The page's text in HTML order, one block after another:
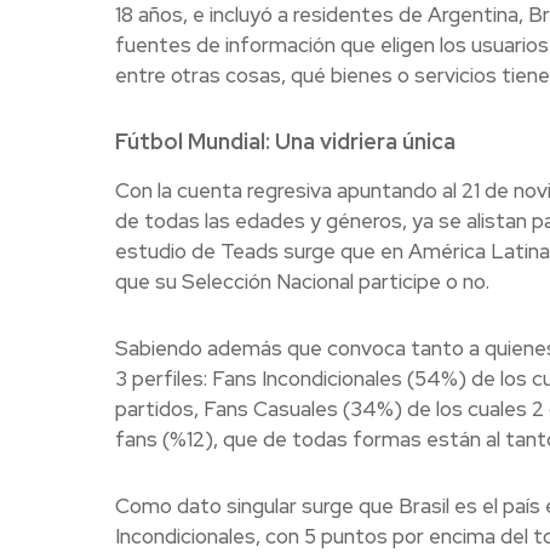
18 años, e incluyó a residentes de Argentina,
fuentes de información que eligen los
entre otras cosas, qué bienes o servicios
Fútbol Mundial: Una vidriera única
Con la cuenta regresiva apuntando al 21 de
de todas las edades y géneros, ya se alistan
estudio de Teads surge que en América
que su Selección Nacional participe o no.
Sabiendo además que convoca tanto a
3 perfiles: Fans Incondicionales (54%) de los
partidos, Fans Casuales (34%) de los cuales
fans (%12), que de todas formas están al
Como dato singular surge que Brasil es el
Incondicionales, con 5 puntos por encima del